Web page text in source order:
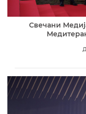
Свечани